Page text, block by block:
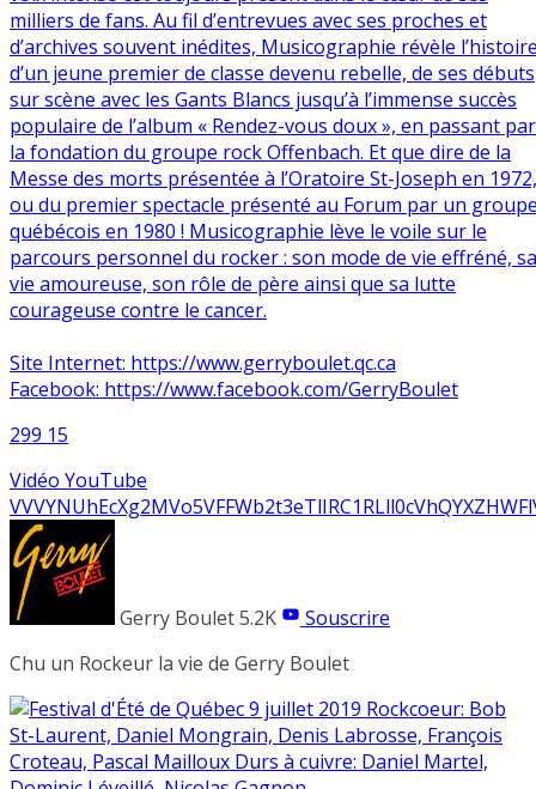
milliers de fans. Au fil d’entrevues avec ses proches et
d’archives souvent inédites, Musicographie révèle
d’un jeune premier de classe devenu rebelle, de ses débuts
sur scène avec les Gants Blancs jusqu’à l’immense succès
populaire de l’album « Rendez-vous doux », en passant par
la fondation du groupe rock Offenbach. Et que dire de la
Messe des morts présentée à l’Oratoire St-Joseph en 1972,
ou du premier spectacle présenté au Forum par un
québécois en 1980 ! Musicographie lève le voile sur le
parcours personnel du rocker : son mode de vie effréné, sa
vie amoureuse, son rôle de père ainsi que sa lutte
courageuse contre le cancer.
Site Internet: https://www.gerryboulet.qc.ca
Facebook: https://www.facebook.com/GerryBoulet
299 15
Vidéo YouTube
Gerry Boulet5.2K
Souscrire
Chu un Rockeur la vie de Gerry Boulet